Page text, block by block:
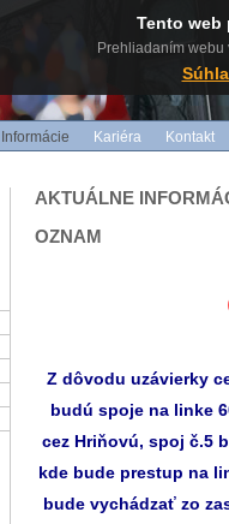
Informácie Kariéra Kontakt
AKTUÁLNE
OZNAM
Z dôvodu uzávierky
budú spoje na linke
cez Hriňovú, spoj č.5
kde bude prestup na
bude vychádzať zo
Tento web
Prehliadaním